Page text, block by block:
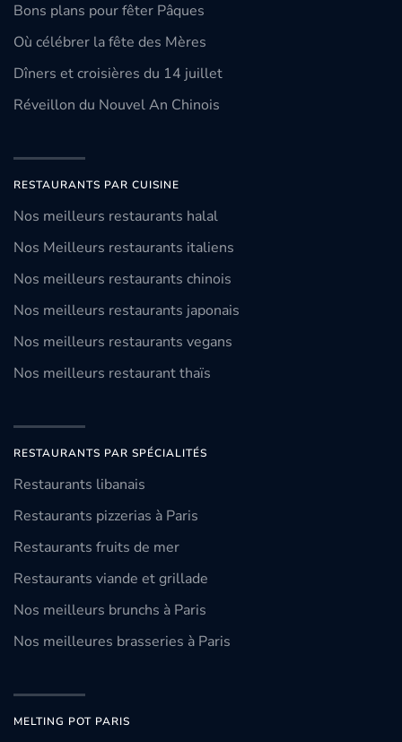
Bons plans pour fêter Pâques
Où célébrer la fête des Mères
Dîners et croisières du 14 juillet
Réveillon du Nouvel An Chinois
RESTAURANTS PAR CUISINE
Nos meilleurs restaurants halal
Nos Meilleurs restaurants italiens
Nos meilleurs restaurants chinois
Nos meilleurs restaurants japonais
Nos meilleurs restaurants vegans
Nos meilleurs restaurant thaïs
RESTAURANTS PAR SPÉCIALITÉS
Restaurants libanais
Restaurants pizzerias à Paris
Restaurants fruits de mer
Restaurants viande et grillade
Nos meilleurs brunchs à Paris
Nos meilleures brasseries à Paris
MELTING POT PARIS